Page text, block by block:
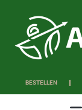
BESTELLEN